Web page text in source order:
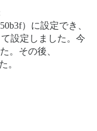
）に設定でき、
設定しました。今
。その後、
。